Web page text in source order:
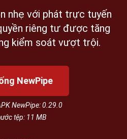
nhẹ với phát trực tuyến
riêng tư được tăng
kiểm soát vượt trội.
NewPipe
NewPipe: 0.29.0
tệp: 11 MB